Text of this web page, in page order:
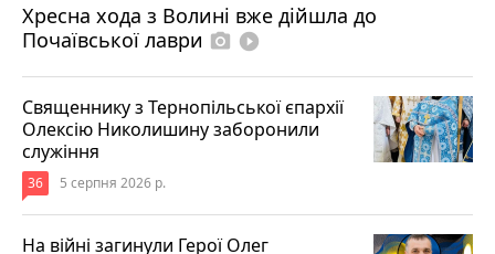
Хресна хода з Волині вже дійшла до
Почаївської лаври photo_camera play_circle_filled
Священнику з Тернопільської єпархії
Олексію Николишину заборонили
служіння
36 5 серпня 2026 р.
На війні загинули Герої Олег